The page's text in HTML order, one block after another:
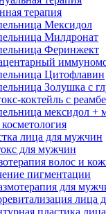
терапия
Мексидол
Милдронат
Феринжект
Цитофлавин
Золушка с
коктейль с
мексидол +
лица для мужчин
для мужчин
волос и
пигментации
для
лица
пластика